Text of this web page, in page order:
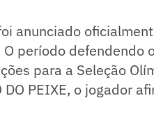
anunciado
período defendendo
para a Seleção
DO PEIXE, o jogador